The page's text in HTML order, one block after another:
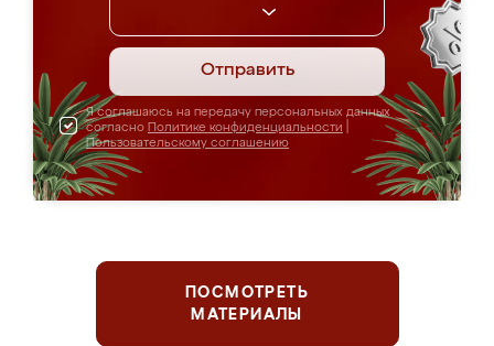
Отправить
Я соглашаюсь на передачу персональных данных
согласно Политике конфиденциальности
Пользовательскому соглашению
ПОСМОТРЕТЬ
МАТЕРИАЛЫ